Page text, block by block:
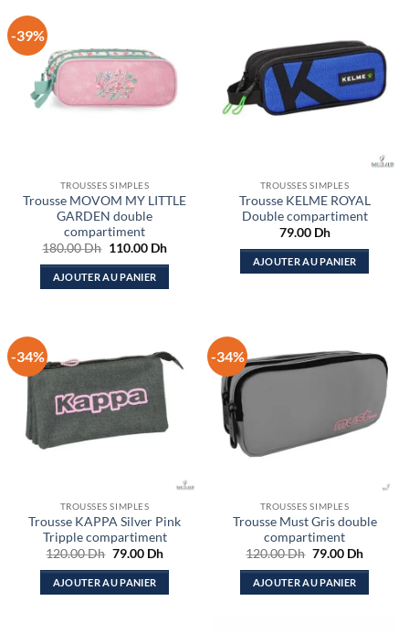
-39%
TROUSSES SIMPLES
Trousse MOVOM MY LITTLE
GARDEN double
compartiment
180.00Dh Le
initial
était :
110.00 DhLe
actuel
AJOUTER AU PANIER
TROUSSES SIMPLES
Trousse KELME ROYAL
Double compartiment
79.00 Dh
AJOUTER AU PANIER
-34%
TROUSSES SIMPLES
Trousse KAPPA Silver Pink
Tripple compartiment
120.00Dh Le
initial
était :
79.00 DhLe
actuel
AJOUTER AU PANIER
-34%
TROUSSES SIMPLES
Trousse Must Gris double
compartiment
120.00Dh Le
initial
était :
79.00 DhLe
actuel
AJOUTER AU PANIER